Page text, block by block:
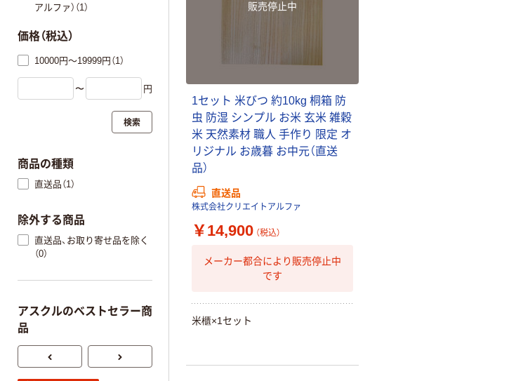
販売停止中
1セット 米びつ 約10kg 桐箱 防
虫 防湿 シンプル お米 玄米 雑穀
米 天然素材 職人 手作り 限定 オ
リジナル お歳暮 お中元（直送
品）
直送品
株式会社クリエイトアルファ
￥14,900 （税込）
メーカー都合により販売停止中
です
米櫃×1セット
アルファ）（1）
価格（税込）
10000円～19999円（1）
〜 円
検索
商品の種類
直送品（1）
除外する商品
直送品、お取り寄せ品を除く
（0）
アスクルのベストセラー商
品